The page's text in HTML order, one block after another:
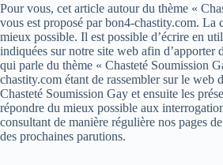
Pour vous, cet article autour du thème «
vous est proposé par bon4-chastity.com. La
mieux possible. Il est possible d’écrire en
indiquées sur notre site web afin d’apporter
qui parle du thème « Chasteté Soumission
chastity.com étant de rassembler sur le web
Chasteté Soumission Gay et ensuite les
répondre du mieux possible aux
consultant de manière régulière nos pages
des prochaines parutions.